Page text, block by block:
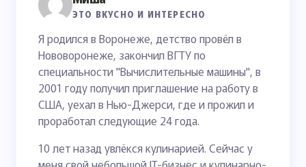
ЭТО ВКУСНО И ИНТЕРЕСНО
Я родился в Воронеже, детство провёл в
Нововоронеже, закончил ВГТУ по
специальности "Вычислительные машины", в
2001 году получил приглашение на работу в
США, уехал в Нью-Джерси, где и прожил и
проработал следующие 24 года.
10 лет назад увлёкся кулинарией. Сейчас у